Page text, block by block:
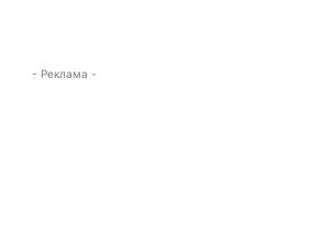
- Реклама -